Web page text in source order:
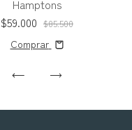
Hamptons
$59.000 $85.500
Comprar